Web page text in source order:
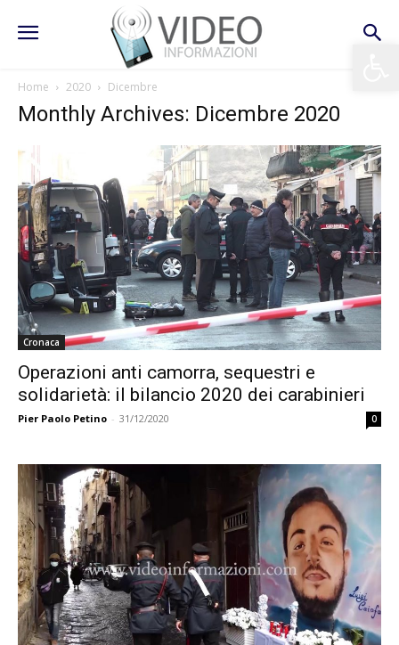
Home 2020 Dicembre
Monthly Archives: Dicembre 2020
Cronaca
Operazioni anti camorra, sequestri e
solidarietà: il bilancio 2020 dei carabinieri
Pier Paolo Petino - 31/12/2020 0